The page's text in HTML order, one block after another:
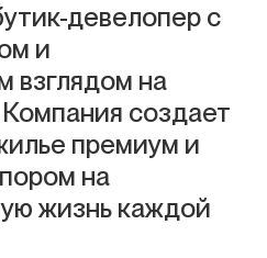
девелопер с
и
взглядом на
создает
премиум и
на
жизнь каждой